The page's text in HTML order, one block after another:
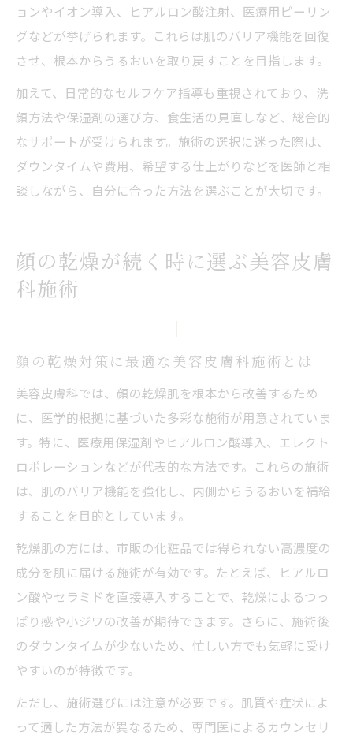
ョンやイオン導入、ヒアルロン酸注射、医療用ピーリン
グなどが挙げられます。これらは肌のバリア機能を回復
させ、根本からうるおいを取り戻すことを目指します。
加えて、日常的なセルフケア指導も重視されており、洗
顔方法や保湿剤の選び方、食生活の見直しなど、総合的
なサポートが受けられます。施術の選択に迷った際は、
ダウンタイムや費用、希望する仕上がりなどを医師と相
談しながら、自分に合った方法を選ぶことが大切です。
顔の乾燥が続く時に選ぶ美容皮膚
科施術
顔の乾燥対策に最適な美容皮膚科施術とは
美容皮膚科では、顔の乾燥肌を根本から改善するため
に、医学的根拠に基づいた多彩な施術が用意されていま
す。特に、医療用保湿剤やヒアルロン酸導入、エレクト
ロポレーションなどが代表的な方法です。これらの施術
は、肌のバリア機能を強化し、内側からうるおいを補給
することを目的としています。
乾燥肌の方には、市販の化粧品では得られない高濃度の
成分を肌に届ける施術が有効です。たとえば、ヒアルロ
ン酸やセラミドを直接導入することで、乾燥によるつっ
ぱり感や小ジワの改善が期待できます。さらに、施術後
のダウンタイムが少ないため、忙しい方でも気軽に受け
やすいのが特徴です。
ただし、施術選びには注意が必要です。肌質や症状によ
って適した方法が異なるため、専門医によるカウンセリ